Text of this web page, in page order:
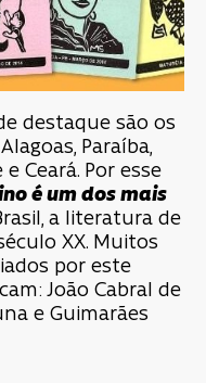
destaque são os
Paraíba,
Ceará. Por esse
é um dos mais
a literatura de
XX. Muitos
por este
João Cabral de
e Guimarães